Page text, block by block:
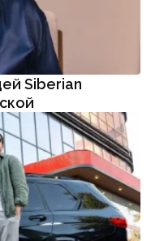
Siberian